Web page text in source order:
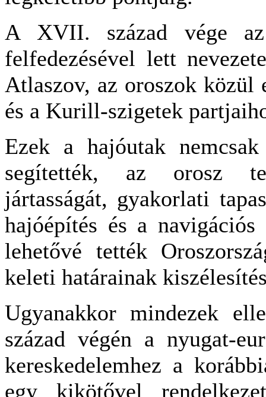
A XVII. század vége
felfedezésével lett
Atlaszov, az oroszok közül
és a Kurill-szigetek
Ezek a hajóutak
segítették, az orosz
jártasságát, gyakorlati
hajóépítés és a
lehetővé tették
keleti határainak
Ugyanakkor mindezek
század végén a nyugat-
kereskedelemhez a
egy kikötővel